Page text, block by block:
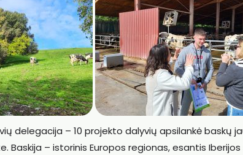
delegacija – 10 projekto dalyvių apsilankė baskų
Baskija – istorinis Europos regionas, esantis